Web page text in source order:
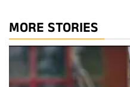
MORE STORIES